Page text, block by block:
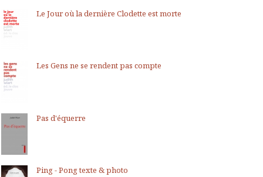
Le Jour où la dernière Clodette est morte
Les Gens ne se rendent pas compte
Pas d'équerre
Ping - Pong texte & photo